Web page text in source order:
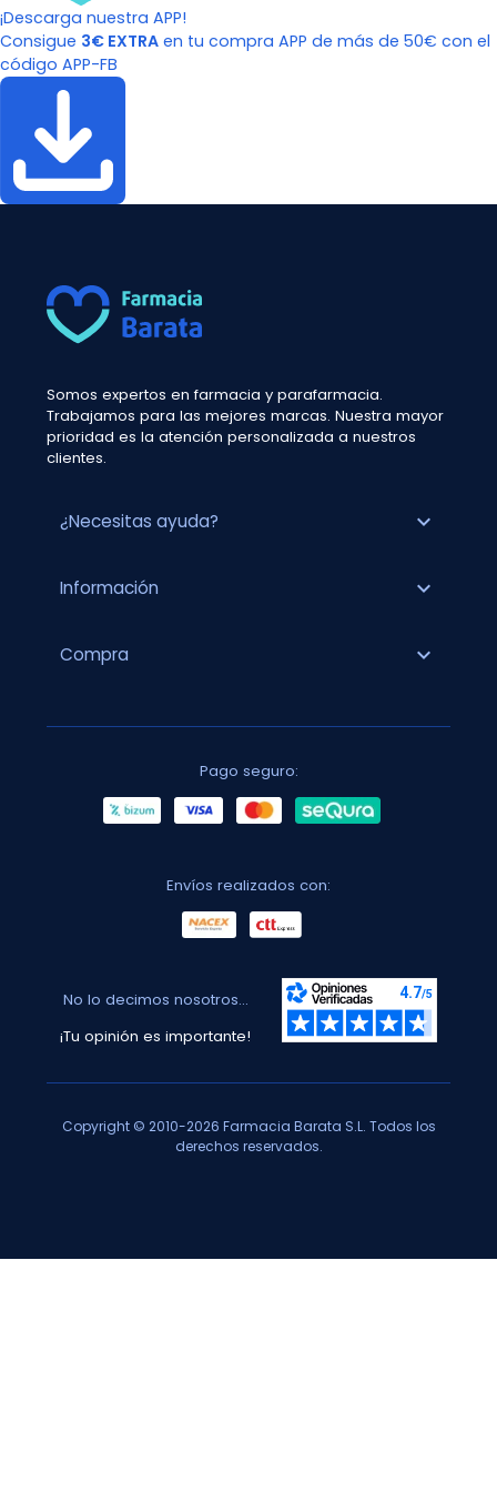
¡Descarga nuestra APP!
Consigue 3€ EXTRA en tu compra APP de más de 50€ con el
código APP-FB
Somos expertos en farmacia y parafarmacia.
Trabajamos para las mejores marcas. Nuestra mayor
prioridad es la atención personalizada a nuestros
clientes.
¿Necesitas ayuda? expand_more
Información expand_more
Compra expand_more
Pago seguro:
Envíos realizados con:
No lo decimos nosotros...
¡Tu opinión es importante!
Copyright © 2010-2026 Farmacia Barata S.L. Todos los
derechos reservados.